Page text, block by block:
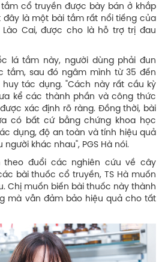
cổ truyền được bày bán ở khắp
đây là một bài tắm rất nổi tiếng của
Cai, được cho là hỗ trợ trị đau
lá tắm này, người dùng phải đun
tắm, sau đó ngâm mình từ 35 đến
tác dụng. "Cách này rất cầu kỳ
kể các thành phần và công thức
xác định rõ ràng. Đồng thời, bài
có bất cứ bằng chứng khoa học
dụng, độ an toàn và tính hiệu quả
khác nhau", PGS Hà nói.
theo đuổi các nghiên cứu về cây
bài thuốc cổ truyền, TS Hà muốn
Chị muốn biến bài thuốc này thành
mà vẫn đảm bảo hiệu quả cho tất